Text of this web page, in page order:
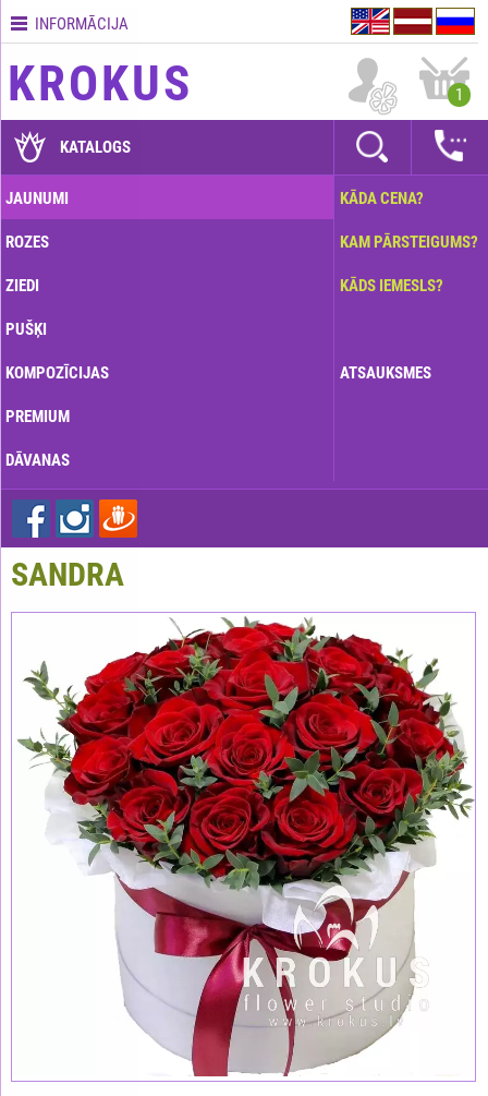
Kontakti
Piegādes
GARANTIJAS
Kā
apmaksāt?
Kā
pasūtījumu?
INFORMĀCIJA
KROKUS 1
KATALOGS
JAUNUMI
ROZES
ZIEDI
PUŠĶI
KOMPOZĪCIJAS
PREMIUM
DĀVANAS
KĀDA CENA?
KAM PĀRSTEIGUMS?
KĀDS IEMESLS?
ATSAUKSMES
SANDRA